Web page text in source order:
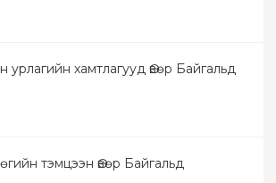
хамтлагууд Өвөр Байгальд
тэмцээн Өвөр Байгальд